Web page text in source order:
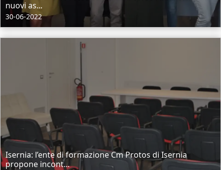
nuovi as...
30-06-2022
Isernia: l’ente di formazione Cm Protos di Isernia
propone incont...